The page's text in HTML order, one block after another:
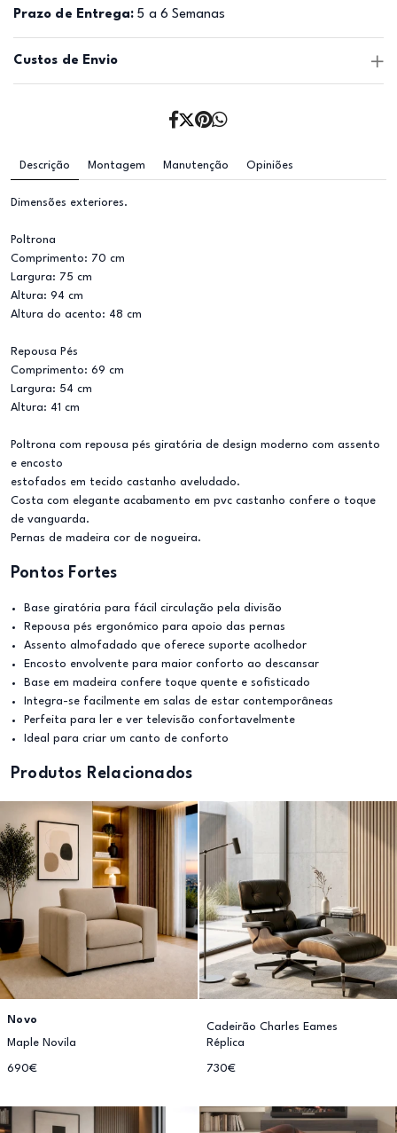
Prazo de Entrega: 5 a 6 Semanas
Custos de Envio
Descrição Montagem Manutenção Opiniões
Dimensões exteriores.
Poltrona
Comprimento: 70 cm
Largura: 75 cm
Altura: 94 cm
Altura do acento: 48 cm
Repousa Pés
Comprimento: 69 cm
Largura: 54 cm
Altura: 41 cm
Poltrona com repousa pés giratória de design moderno com assento
e encosto
estofados em tecido castanho aveludado.
Costa com elegante acabamento em pvc castanho confere o toque
de vanguarda.
Pernas de madeira cor de nogueira.
Pontos Fortes
Base giratória para fácil circulação pela divisão
Repousa pés ergonómico para apoio das pernas
Assento almofadado que oferece suporte acolhedor
Encosto envolvente para maior conforto ao descansar
Base em madeira confere toque quente e sofisticado
Integra-se facilmente em salas de estar contemporâneas
Perfeita para ler e ver televisão confortavelmente
Ideal para criar um canto de conforto
Produtos Relacionados
Novo
Maple Novila
690€
Cadeirão Charles Eames
Réplica
730€